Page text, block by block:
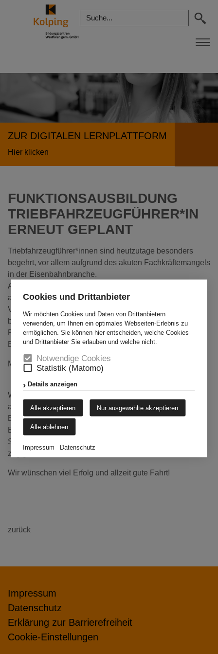
Cookies und Drittanbieter
Wir möchten Cookies und Daten von Drittanbietern
verwenden, um Ihnen ein optimales Webseiten-Erlebnis zu
ermöglichen. Sie können hier entscheiden, welche Cookies
und Drittanbieter Sie erlauben und welche nicht.
Notwendige Cookies
Statistik (Matomo)
Details anzeigen
Alle akzeptieren Nur ausgewählte akzeptieren
Alle ablehnen
Impressum Datenschutz
ZUR DIGITALEN LERNPLATTFORM
Hier klicken
FUNKTIONSAUSBILDUNG
TRIEBFAHRZEUGFÜHRER*IN
ERNEUT GEPLANT
Triebfahrzeugführer*innen sind heutzutage besonders
begehrt, vor allem aufgrund des akuten Fachkräftemangels
in der Eisenbahnbranche.
Als Triebfahrzeugführer*in übt man einen
abwechslungsreichen, anspruchsvollen Job mit großer
Verantwortung aus, aber auch mit einer sicheren
beruflichen Zukunft. Im Rahmen einer 10-monatigen
Funktionsausbildung qualifiziert die Kolping-
Bahnakademie in Hamm Triebfahrzeugführer*innen.
Melden Sie sich bei Interesse ab sofort bei uns.
Wenn die Teilnehmenden die Ausbildung erfolgreich
abschließen, winken ihnen hervorragende
Beschäftigungsmöglichkeiten bei den
Eisenbahnverkehrsunternehmen. Grund genug also, dem
Slogan der Bahnakademie zu folgen: „Wir bringen Sie
zügig in Arbeit.“
Wir wünschen viel Erfolg und allzeit gute Fahrt!
zurück
Impressum
Datenschutz
Erklärung zur Barrierefreiheit
Cookie-Einstellungen